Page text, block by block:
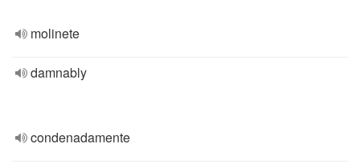
molinete
damnably
condenadamente